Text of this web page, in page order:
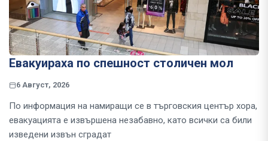
Евакуираха по спешност столичен мол
6 Август, 2026
По информация на намиращи се в търговския център хора,
евакуацията е извършена незабавно, като всички са били
изведени извън сградат